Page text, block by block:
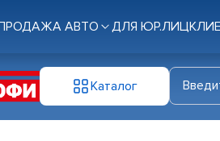
АВТО ДЛЯ ЮР.ЛИЦ
Каталог